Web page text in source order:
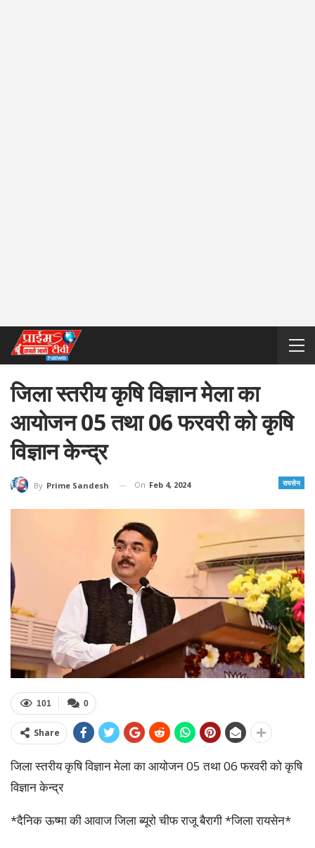
जिला स्तरीय कृषि विज्ञान मेला का
आयोजन 05 तथा 06 फरवरी को कृषि
विज्ञान केन्द्र
रायसेन
By Prime Sandesh On Feb 4, 2024
0
101
Share
जिला स्तरीय कृषि विज्ञान मेला का आयोजन 05 तथा 06 फरवरी को कृषि
विज्ञान केन्द्र
*दैनिक ऊष्मा की आवाज जिला ब्यूरो चीफ राजू बैरागी *जिला रायसेन*